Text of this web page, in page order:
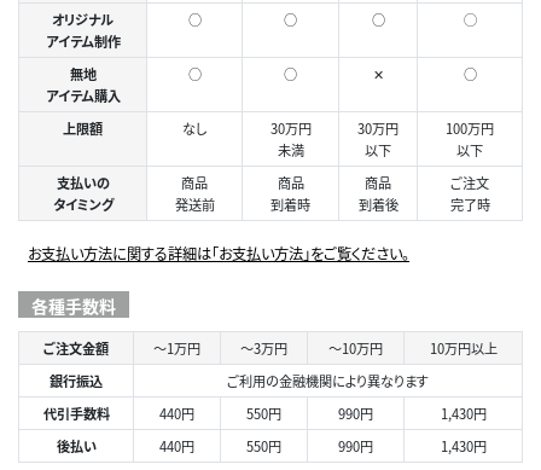
オリジナル
アイテム制作
○ ○ ○ ◯
無地
アイテム購入
○ ○ ✕ ○
上限額 なし
30万円
未満
30万円
以下
100万円
以下
支払いの
タイミング
商品
発送前
商品
到着時
商品
到着後
ご注文
完了時
お支払い方法に関する詳細は「お支払い方法」をご覧ください。
各種手数料
ご注文金額 ～1万円 ～3万円 ～10万円
10万円以上
銀行振込
ご利用の金融機関により異なります
代引手数料
440円 550円 990円
1,430円
後払い
440円 550円 990円 1,430円